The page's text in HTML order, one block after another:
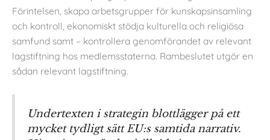
Förintelsen, skapa arbetsgrupper för kunskapsinsamling
och kontroll, ekonomiskt stödja kulturella och religiösa
samfund samt – kontrollera genomförandet av relevant
lagstiftning hos medlemsstaterna. Rambeslutet utgör en
sådan relevant lagstiftning.
Undertexten i strategin blottlägger på ett
mycket tydligt sätt EU:s samtida narrativ.